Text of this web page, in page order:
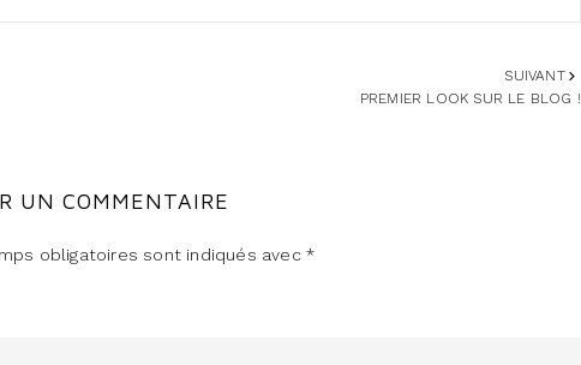
SUIVANT
PREMIER LOOK SUR LE BLOG !
UN COMMENTAIRE
obligatoires sont indiqués avec*